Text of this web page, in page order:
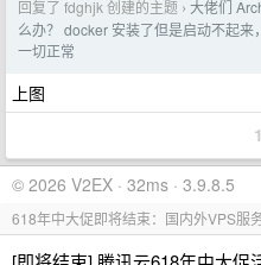
回复了 fdghjk 创建的主题 › 大佬们
么办？ docker 安装了但是启动不起
一切正常
上图
© 2026 V2EX · 32ms · 3.9.8.5
618年中大促即将结束：国内外VPS服